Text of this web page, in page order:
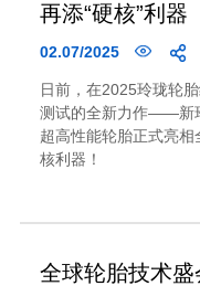
再添“硬核”利器
02.07/2025
日前，在2025玲珑轮
测试的全新力作——新
超高性能轮胎正式亮
核利器！
全球轮胎技术